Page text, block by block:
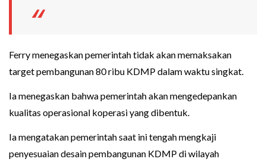
Ferry menegaskan pemerintah tidak akan memaksakan
target pembangunan 80 ribu KDMP dalam waktu singkat.
Ia menegaskan bahwa pemerintah akan mengedepankan
kualitas operasional koperasi yang dibentuk.
Ia mengatakan pemerintah saat ini tengah mengkaji
penyesuaian desain pembangunan KDMP di wilayah